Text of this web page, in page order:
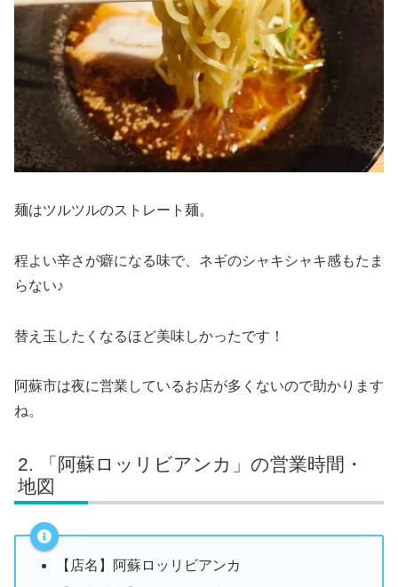
麺はツルツルのストレート麺。
程よい辛さが癖になる味で、ネギのシャキシャキ感もたま
らない♪
替え玉したくなるほど美味しかったです！
阿蘇市は夜に営業しているお店が多くないので助かります
ね。
「阿蘇ロッリビアンカ」の営業時間・
地図
【店名】阿蘇ロッリビアンカ